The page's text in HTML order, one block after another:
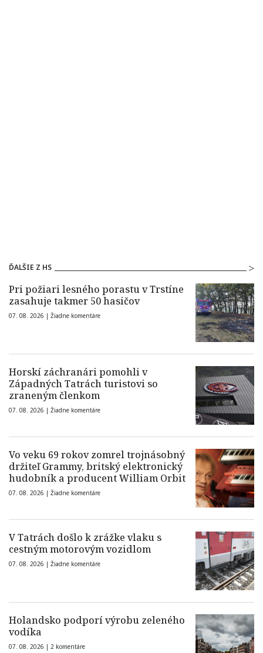
ĎALŠIE Z HS
Pri požiari lesného porastu v Trstíne
zasahuje takmer 50 hasičov
07. 08. 2026 | Žiadne komentáre
Horskí záchranári pomohli v
Západných Tatrách turistovi so
zraneným členkom
07. 08. 2026 | Žiadne komentáre
Vo veku 69 rokov zomrel trojnásobný
držiteľ Grammy, britský elektronický
hudobník a producent William Orbit
07. 08. 2026 | Žiadne komentáre
V Tatrách došlo k zrážke vlaku s
cestným motorovým vozidlom
07. 08. 2026 | Žiadne komentáre
Holandsko podporí výrobu zeleného
vodíka
07. 08. 2026 | 2 komentáre